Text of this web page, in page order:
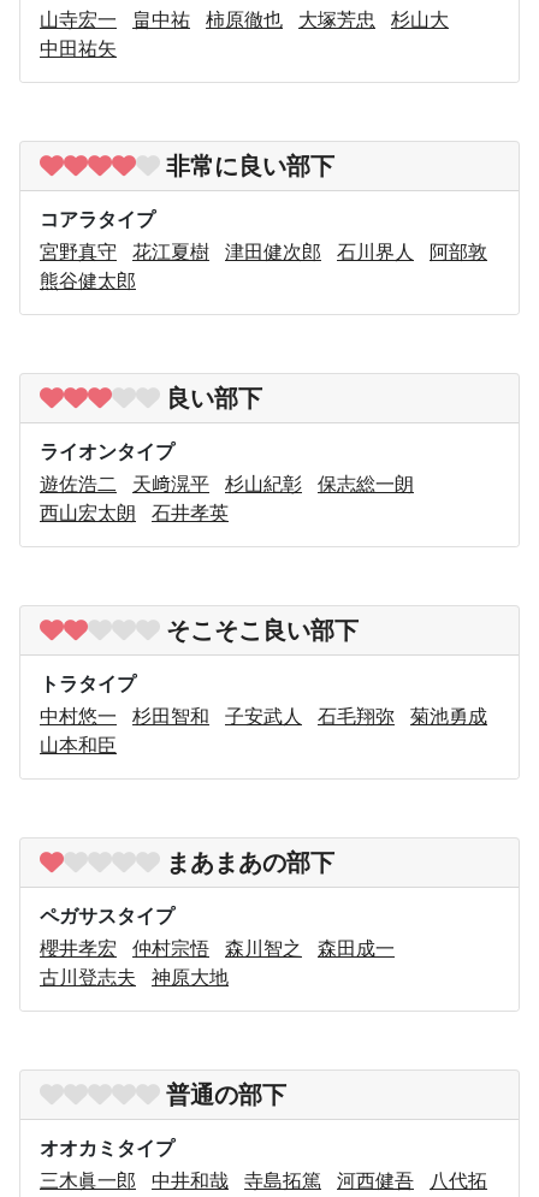
山寺宏一
畠中祐 柿原徹也 大塚芳忠
杉山大
中田祐矢
非常に良い部下
コアラタイプ
宮野真守
花江夏樹 津田健次郎 石川界人
阿部敦
熊谷健太郎
良い部下
ライオンタイプ
遊佐浩二
天﨑滉平 杉山紀彰
保志総一朗
西山宏太朗
石井孝英
そこそこ良い部下
トラタイプ
中村悠一
杉田智和 子安武人 石毛翔弥
菊池勇成
山本和臣
まあまあの部下
ペガサスタイプ
櫻井孝宏
仲村宗悟 森川智之
森田成一
古川登志夫
神原大地
普通の部下
オオカミタイプ
三木眞一郎
中井和哉 寺島拓篤 河西健吾
八代拓